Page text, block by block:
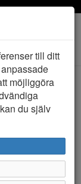
till ditt
möjliggöra
du själv